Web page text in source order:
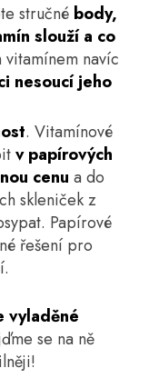
stručné body,
slouží a co
vitamínem navíc
nesoucí jeho
. Vitamínové
v papírových
cenu a do
skleniček z
Papírové
řešení pro
vyladěné
se na ně